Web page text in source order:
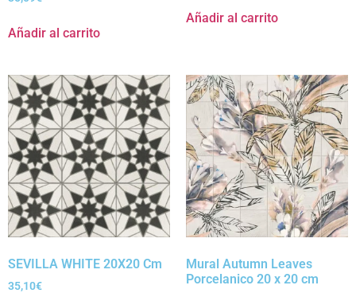
Añadir al carrito
Añadir al carrito
SEVILLA WHITE 20X20 Cm
35,10€
Mural Autumn Leaves
Porcelanico 20 x 20 cm